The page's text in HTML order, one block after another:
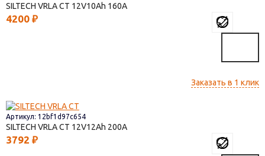
SILTECH VRLA СТ 12V10 160
4200 ₽
Заказать в 1 клик
Артикул: 12bf1d97c654
SILTECH VRLA СТ 12V12 200
3792 ₽